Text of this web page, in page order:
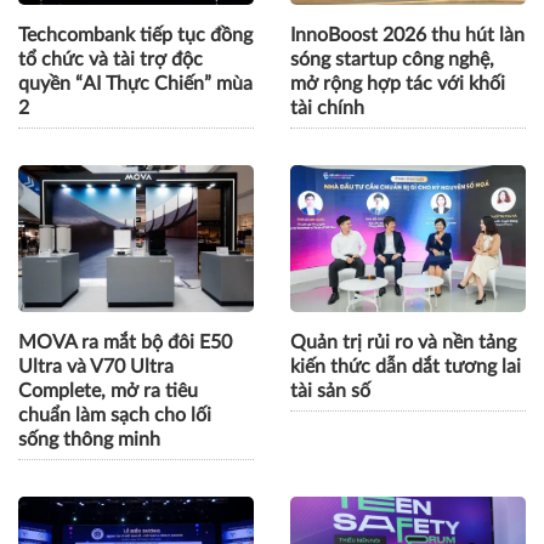
Techcombank tiếp tục đồng
tổ chức và tài trợ độc
quyền “AI Thực Chiến” mùa
2
InnoBoost 2026 thu hút làn
sóng startup công nghệ,
mở rộng hợp tác với khối
tài chính
MOVA ra mắt bộ đôi E50
Ultra và V70 Ultra
Quản trị rủi ro và nền tảng
kiến thức dẫn dắt tương lai